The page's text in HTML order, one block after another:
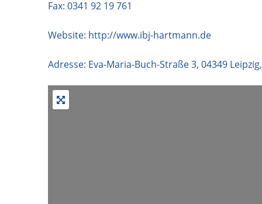
Fax: 0341 92 19 761
Website: http://www.ibj-hartmann.de
Adresse: Eva-Maria-Buch-Straße 3, 04349 Leipzig